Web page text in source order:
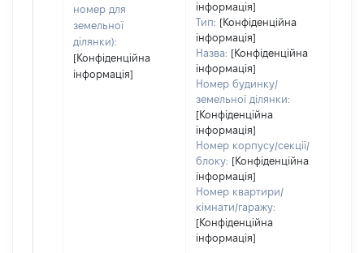
номер для
земельної
ділянки):
[Конфіденційна
інформація]
інформація]
Тип: [Конфіденційна
інформація]
Назва: [Конфіденційна
інформація]
Номер будинку/
земельної ділянки:
[Конфіденційна
інформація]
Номер корпусу/секції/
блоку: [Конфіденційна
інформація]
Номер квартири/
кімнати/гаражу:
[Конфіденційна
інформація]